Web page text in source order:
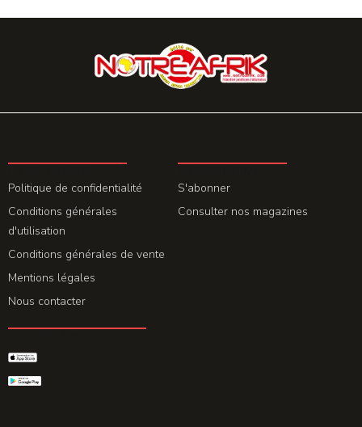
Politique de confidentialité
Conditions générales
d'utilisation
Conditions générales de vente
Mentions légales
Nous contacter
S'abonner
Consulter nos magazines